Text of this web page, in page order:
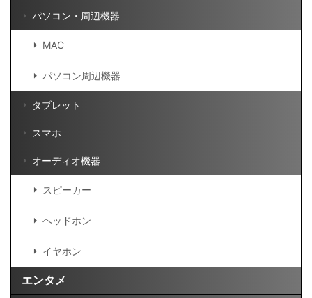
パソコン・周辺機器
MAC
パソコン周辺機器
タブレット
スマホ
オーディオ機器
スピーカー
ヘッドホン
イヤホン
エンタメ